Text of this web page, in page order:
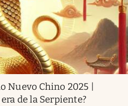
Nuevo Chino 2025 |
de la Serpiente?